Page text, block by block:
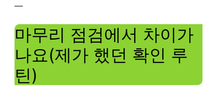
—
마무리 점검에서 차이가
나요(제가 했던 확인 루
틴)